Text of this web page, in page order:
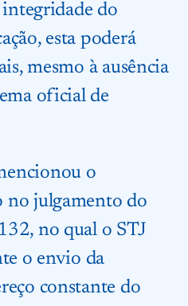
integridade do
esta poderá
mesmo à ausência
oficial de
o
no julgamento do
no qual o STJ
o envio da
constante do